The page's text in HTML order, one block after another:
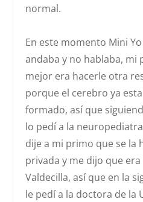
normal.
En este momento Mini
andaba y no hablaba, mi
mejor era hacerle otra
porque el cerebro ya
formado, así que
lo pedí a la
dije a mi primo que se la
privada y me dijo que
Valdecilla, así que en la
le pedí a la doctora de la